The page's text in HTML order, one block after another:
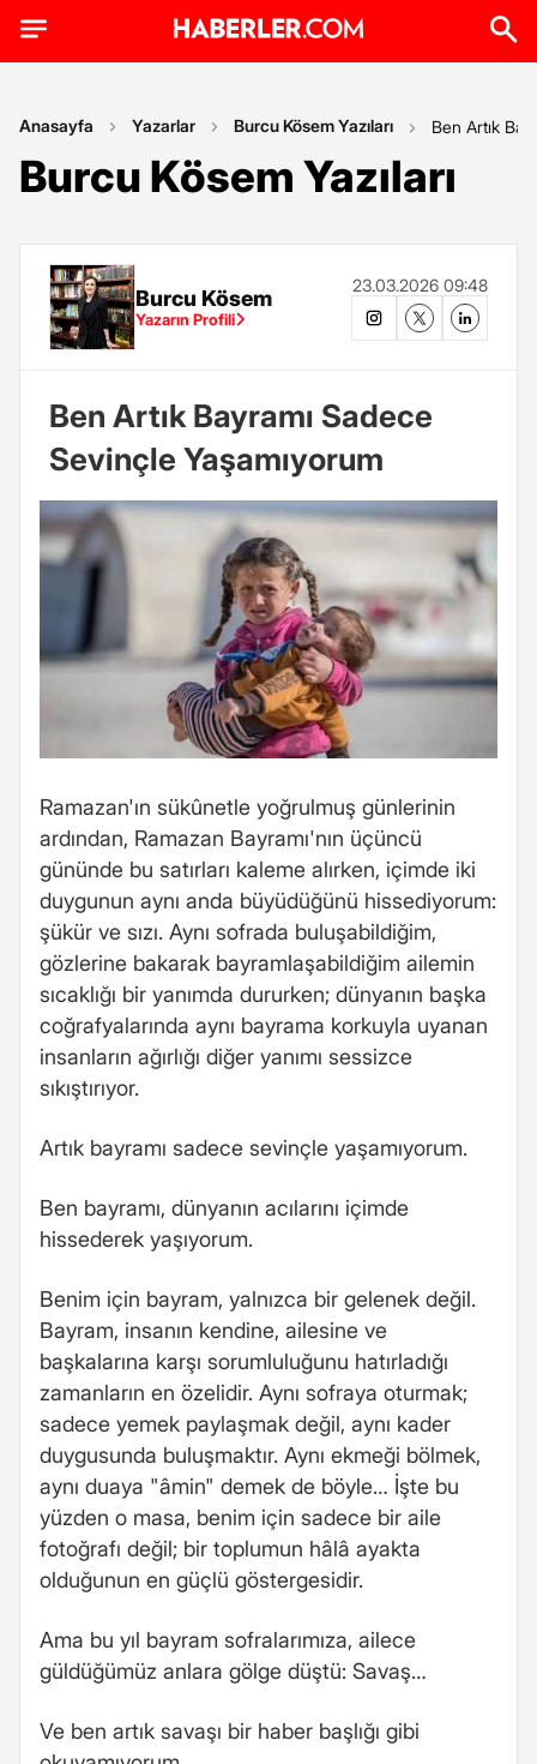
Anasayfa Yazarlar Burcu Kösem Yazıları Ben Artık
Burcu Kösem Yazıları
Burcu Kösem
Yazarın Profili
23.03.2026 09:48
Ben Artık Bayramı Sadece
Sevinçle Yaşamıyorum
Ramazan'ın sükûnetle yoğrulmuş günlerinin
ardından, Ramazan Bayramı'nın üçüncü
gününde bu satırları kaleme alırken, içimde iki
duygunun aynı anda büyüdüğünü hissediyorum:
şükür ve sızı. Aynı sofrada buluşabildiğim,
gözlerine bakarak bayramlaşabildiğim ailemin
sıcaklığı bir yanımda dururken; dünyanın başka
coğrafyalarında aynı bayrama korkuyla uyanan
insanların ağırlığı diğer yanımı sessizce
sıkıştırıyor.
Artık bayramı sadece sevinçle yaşamıyorum.
Ben bayramı, dünyanın acılarını içimde
hissederek yaşıyorum.
Benim için bayram, yalnızca bir gelenek değil.
Bayram, insanın kendine, ailesine ve
başkalarına karşı sorumluluğunu hatırladığı
zamanların en özelidir. Aynı sofraya oturmak;
sadece yemek paylaşmak değil, aynı kader
duygusunda buluşmaktır. Aynı ekmeği bölmek,
aynı duaya "âmin" demek de böyle… İşte bu
yüzden o masa, benim için sadece bir aile
fotoğrafı değil; bir toplumun hâlâ ayakta
olduğunun en güçlü göstergesidir.
Ama bu yıl bayram sofralarımıza, ailece
güldüğümüz anlara gölge düştü: Savaş…
Ve ben artık savaşı bir haber başlığı gibi